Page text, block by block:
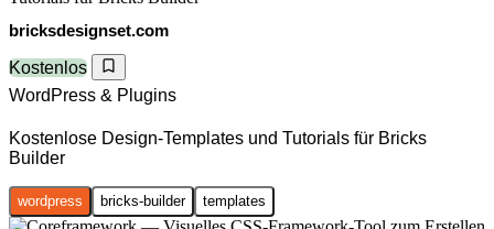
bricksdesignset.com
Kostenlos
WordPress & Plugins
Kostenlose Design-Templates und Tutorials für Bricks
Builder
wordpress bricks-builder templates